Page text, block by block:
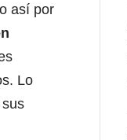
así por
Lo